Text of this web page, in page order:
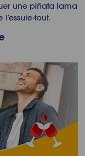
une piñata lama
tout.